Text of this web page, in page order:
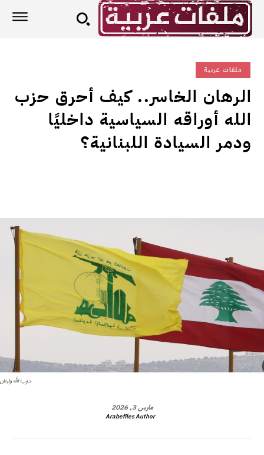
ملفات عربية
الرهان الخاسر.. كيف أحرق حزب
الله أوراقه السياسية داخليًا
ودمر السيادة اللبنانية؟
حزب الله ولبنان
مارس 3, 2026
Arabefiles Author